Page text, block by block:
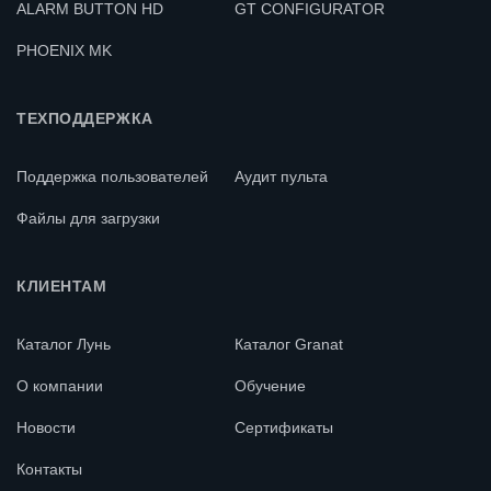
линий связи с
устройствами
150 м
Потребляемый ток: в
Ориентировочная
ALARM BUTTON HD GT CONFIGURATOR
PHOENIX MK
ТЕХПОДДЕРЖКА
Поддержка пользователей Аудит пульта
Файлы для загрузки
КЛИЕНТАМ
Каталог Лунь Каталог Granat
О компании Обучение
Новости Сертификаты
Контакты